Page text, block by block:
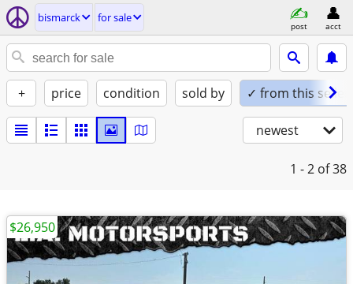
bismarck for sale
post acct
+ price condition sold by ✓ from this seller
newest
1 - 2 of 38
$26,950